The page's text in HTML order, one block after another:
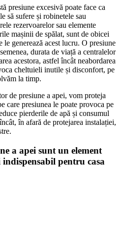
presiune excesivă poate face ca
să sufere și robinetele sau
rezervoarelor sau elemente
mașinii de spălat, sunt de obicei
le generează acest lucru. O presiune
durata de viață a centralelor
acestora, astfel încât neabordarea
cheltuieli inutile și disconfort, pe
la timp.
de presiune a apei, vom proteja
care presiunea le poate provoca pe
pierderile de apă și consumul
în afară de protejarea instalației,
a apei sunt un element
pentru casa